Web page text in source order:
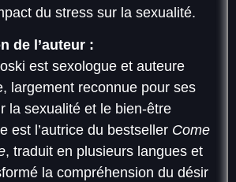
du stress sur la sexualité.
de l’auteur :
est sexologue et auteure
largement reconnue pour ses
la sexualité et le bien-être
est l’autrice du bestseller Come
, traduit en plusieurs langues et
la compréhension du désir